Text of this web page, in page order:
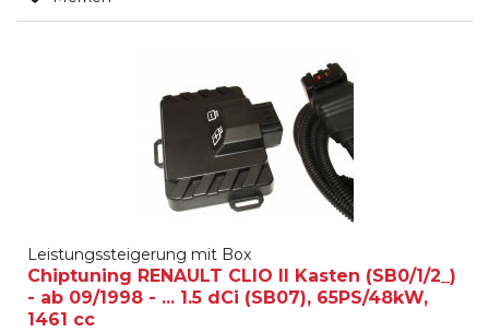
Leistungssteigerung mit Box
Chiptuning RENAULT CLIO II Kasten (SB0/1/2_)
- ab 09/1998 - ... 1.5 dCi (SB07), 65PS/48kW,
1461 cc